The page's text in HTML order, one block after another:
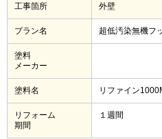
工事箇所 外壁
プラン名 超低汚染無機フ
塗料
メーカー
塗料名 リファイン
リフォーム
期間
１週間